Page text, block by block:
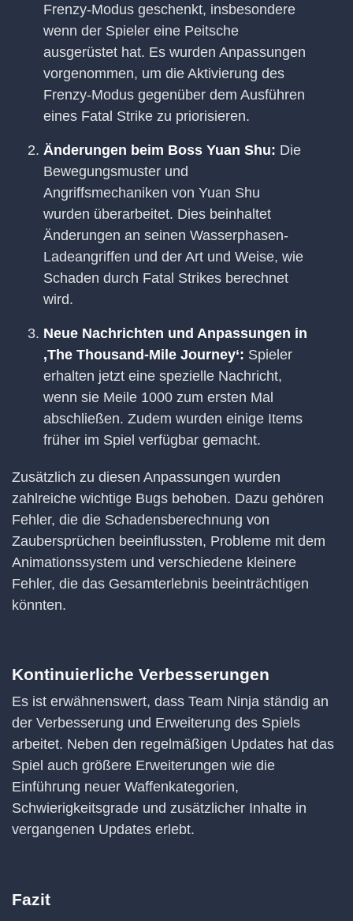
Frenzy-Modus geschenkt, insbesondere
wenn der Spieler eine Peitsche
ausgerüstet hat. Es wurden Anpassungen
vorgenommen, um die Aktivierung des
Frenzy-Modus gegenüber dem Ausführen
eines Fatal Strike zu priorisieren.
Änderungen beim Boss Yuan Shu: Die
Bewegungsmuster und
Angriffsmechaniken von Yuan Shu
wurden überarbeitet. Dies beinhaltet
Änderungen an seinen Wasserphasen-
Ladeangriffen und der Art und Weise, wie
Schaden durch Fatal Strikes berechnet
wird.
Neue Nachrichten und Anpassungen in
‚The Thousand-Mile Journey‘: Spieler
erhalten jetzt eine spezielle Nachricht,
wenn sie Meile 1000 zum ersten Mal
abschließen. Zudem wurden einige Items
früher im Spiel verfügbar gemacht.
Zusätzlich zu diesen Anpassungen wurden
zahlreiche wichtige Bugs behoben. Dazu gehören
Fehler, die die Schadensberechnung von
Zaubersprüchen beeinflussten, Probleme mit dem
Animationssystem und verschiedene kleinere
Fehler, die das Gesamterlebnis beeinträchtigen
könnten.
Kontinuierliche Verbesserungen
Es ist erwähnenswert, dass Team Ninja ständig an
der Verbesserung und Erweiterung des Spiels
arbeitet. Neben den regelmäßigen Updates hat das
Spiel auch größere Erweiterungen wie die
Einführung neuer Waffenkategorien,
Schwierigkeitsgrade und zusätzlicher Inhalte in
vergangenen Updates erlebt.
Fazit